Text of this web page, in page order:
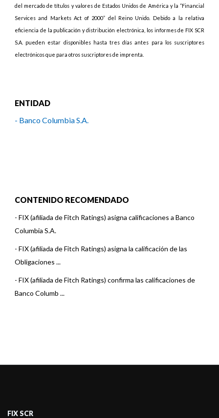
del mercado de títulos y valores de Estados Unidos de América y la “Financial
Services and Markets Act of 2000” del Reino Unido. Debido a la relativa
eficiencia de la publicación y distribución electrónica, los informes de FIX SCR
S.A. pueden estar disponibles hasta tres días antes para los suscriptores
electrónicos que para otros suscriptores de imprenta.
ENTIDAD
- Banco Columbia S.A.
CONTENIDO RECOMENDADO
- FIX (afiliada de Fitch Ratings) asigna calificaciones a Banco
Columbia S.A.
- FIX (afiliada de Fitch Ratings) asigna la calificación de las
Obligaciones ...
- FIX (afiliada de Fitch Ratings) confirma las calificaciones de
Banco Columb ...
FIX SCR